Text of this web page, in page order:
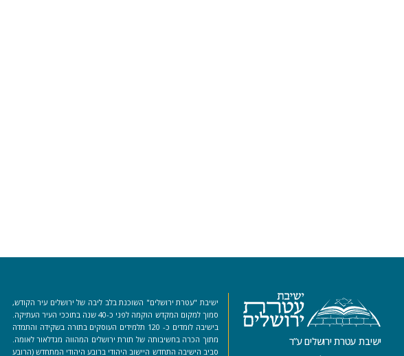
ישיבת עטרת ירושלים ע”ר
ישיבת "עטרת ירושלים" השוכנת בלב ליבה של ירושלים עיר הקודש,
סמוך למקום המקדש הוקמה לפני כ-40 שנה בתוככי העיר העתיקה.
בישיבה לומדים כ- 120 תלמידים העוסקים בתורה בשקידה והתמדה
מתוך הכרה בחשיבותה של תורת ירושלים המהווה מגדלאור לאומה.
סביב הישיבה התחדש היישוב היהודי ברובע היהודי המתחדש (הרובע